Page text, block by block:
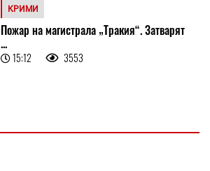
КРИМИ
Пожар на магистрала „Тракия“. Затварят
...
15:12 3553